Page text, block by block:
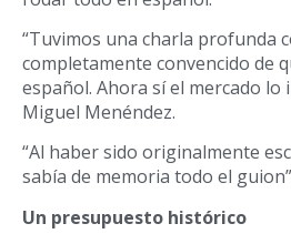
“Tuvimos una charla profunda
completamente convencido de
español. Ahora sí el mercado lo
Miguel Menéndez.
“Al haber sido originalmente
sabía de memoria todo el
Un presupuesto histórico